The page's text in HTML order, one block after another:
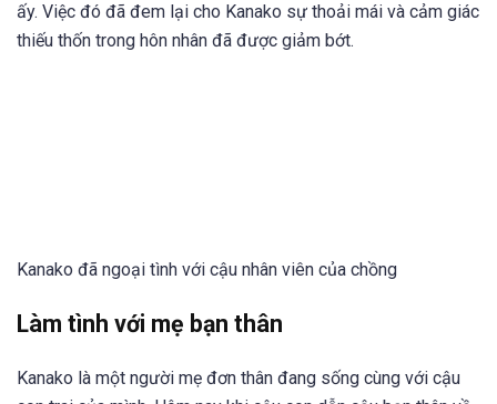
ấy. Việc đó đã đem lại cho Kanako sự thoải mái và cảm giác
thiếu thốn trong hôn nhân đã được giảm bớt.
Kanako đã ngoại tình với cậu nhân viên của chồng
Làm tình với mẹ bạn thân
Kanako là một người mẹ đơn thân đang sống cùng với cậu